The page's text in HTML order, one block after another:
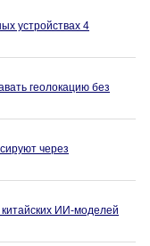
устройствах 4
геолокацию без
через
ИИ-моделей